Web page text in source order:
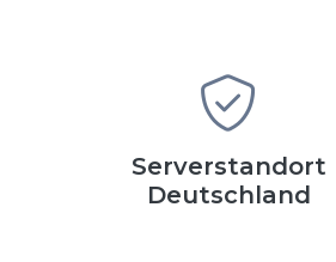
Serverstandort
Deutschland